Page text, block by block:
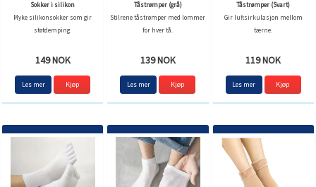
Sokker i silikon
Myke silikonsokker som gir
støtdemping.
149 NOK
Les mer Kjøp
Tåstrømper (grå)
Stilrene tåstrømper med lommer
for hver tå.
139 NOK
Les mer Kjøp
Tåstrømper (Svart)
Gir luftsirkulasjon mellom
tærne.
119 NOK
Les mer Kjøp